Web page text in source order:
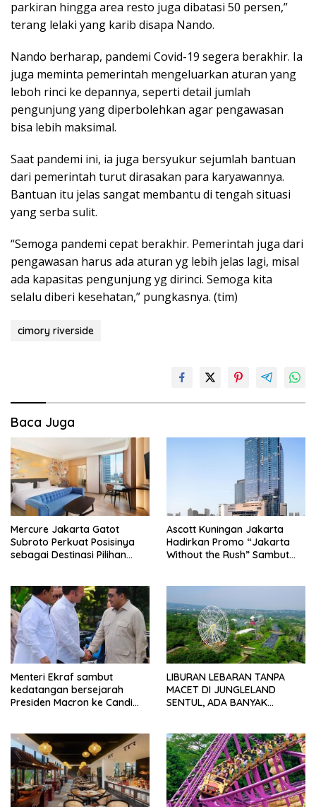
parkiran hingga area resto juga dibatasi 50 persen,”
terang lelaki yang karib disapa Nando.
Nando berharap, pandemi Covid-19 segera berakhir. Ia
juga meminta pemerintah mengeluarkan aturan yang
leboh rinci ke depannya, seperti detail jumlah
pengunjung yang diperbolehkan agar pengawasan
bisa lebih maksimal.
Saat pandemi ini, ia juga bersyukur sejumlah bantuan
dari pemerintah turut dirasakan para karyawannya.
Bantuan itu jelas sangat membantu di tengah situasi
yang serba sulit.
“Semoga pandemi cepat berakhir. Pemerintah juga dari
pengawasan harus ada aturan yg lebih jelas lagi, misal
ada kapasitas pengunjung yg dirinci. Semoga kita
selalu diberi kesehatan,” pungkasnya. (tim)
cimory riverside
Baca Juga
Mercure Jakarta Gatot
Subroto Perkuat Posisinya
sebagai Destinasi Pilihan
Jakarta Selatan
Ascott Kuningan Jakarta
Hadirkan Promo “Jakarta
Without the Rush” Sambut
Menteri Ekraf sambut
kedatangan bersejarah
Presiden Macron ke Candi
LIBURAN LEBARAN TANPA
MACET DI JUNGLELAND
SENTUL, ADA BANYAK